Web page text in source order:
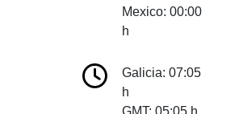
Mexico: 00:00
h
Galicia: 07:05
h
GMT: 05:05 h